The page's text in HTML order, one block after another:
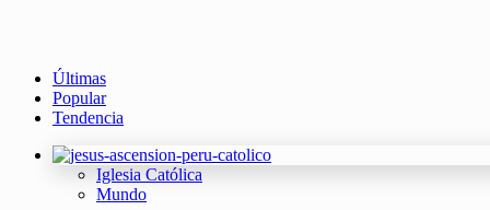
Últimas
Popular
Tendencia
Iglesia Católica
Mundo